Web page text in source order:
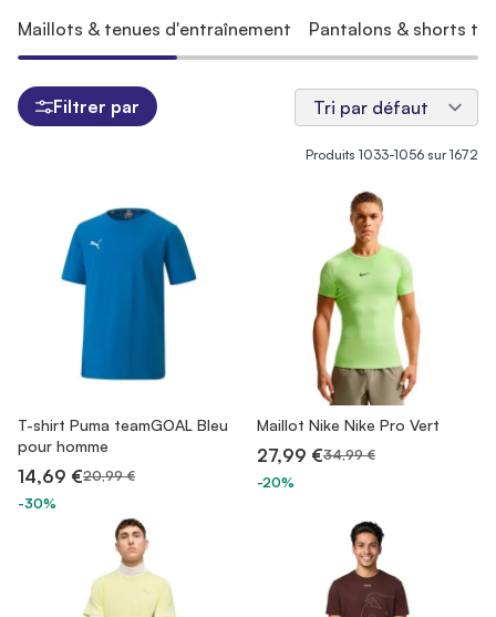
Produits 1033-1056 sur1672
T-shirt Puma teamGOAL Bleu
pour homme
14,69 €20,99 €
-30%
Maillot Nike Nike Pro Vert
27,99 €34,99 €
-20%
Maillots & tenues d'entraînement Pantalons & shorts
Filtrer par